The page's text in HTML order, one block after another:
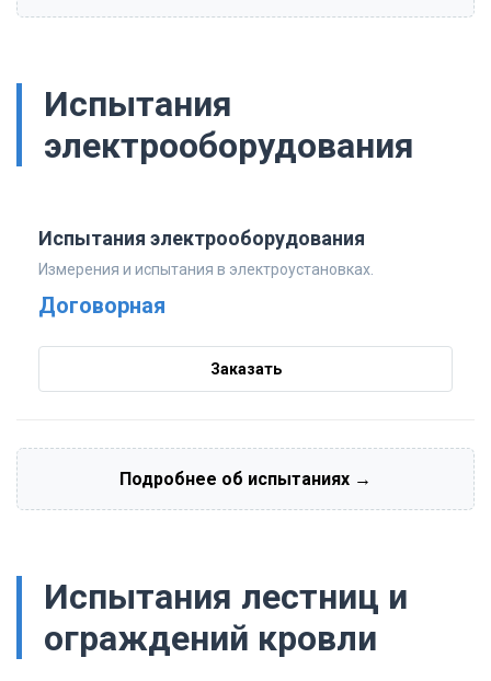
Испытания
электрооборудования
Испытания электрооборудования
Измерения и испытания в электроустановках.
Договорная
Заказать
Подробнее об испытаниях →
Испытания лестниц и
ограждений кровли